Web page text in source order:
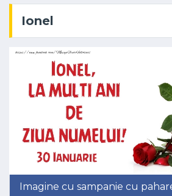
Ionel
Imagine cu sampanie cu